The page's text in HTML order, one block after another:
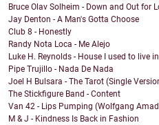
Bruce Olav Solheim - Down and Out for
Jay Denton - A Man's Gotta Choose
Club 8 - Honestly
Randy Nota Loca - Me Alejo
Luke H. Reynolds - House I used to live in
Pipe Trujillo - Nada De Nada
Joel H Bulsara - The Tarot (Single
The Stickfigure Band - Content
Van 42 - Lips Pumping (Wolfgang
M & J - Kindness Is Back in Fashion